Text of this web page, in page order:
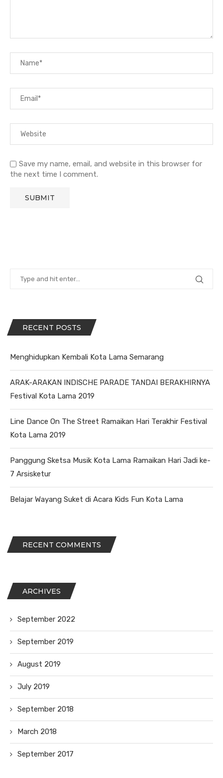
Save my name, email, and website in this browser for
the next time I comment.
RECENT POSTS
Menghidupkan Kembali Kota Lama Semarang
ARAK-ARAKAN INDISCHE PARADE TANDAI BERAKHIRNYA
Festival Kota Lama 2019
Line Dance On The Street Ramaikan Hari Terakhir Festival
Kota Lama 2019
Panggung Sketsa Musik Kota Lama Ramaikan Hari Jadi ke-
7 Arsisketur
Belajar Wayang Suket di Acara Kids Fun Kota Lama
RECENT COMMENTS
ARCHIVES
September 2022
September 2019
August 2019
July 2019
September 2018
March 2018
September 2017